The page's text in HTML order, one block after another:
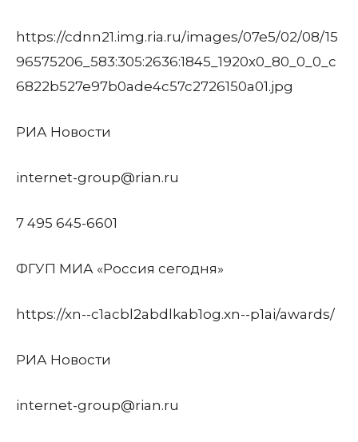
https://cdnn21.img.ria.ru/images/07e5/02/08/15
96575206_583:305:2636:1845_1920x0_80_0_0_c
6822b527e97b0ade4c57c2726150a01.jpg
РИА Новости
internet-group@rian.ru
7 495 645-6601
ФГУП МИА «Россия сегодня»
https://xn--c1acbl2abdlkab1og.xn--p1ai/awards/
РИА Новости
internet-group@rian.ru